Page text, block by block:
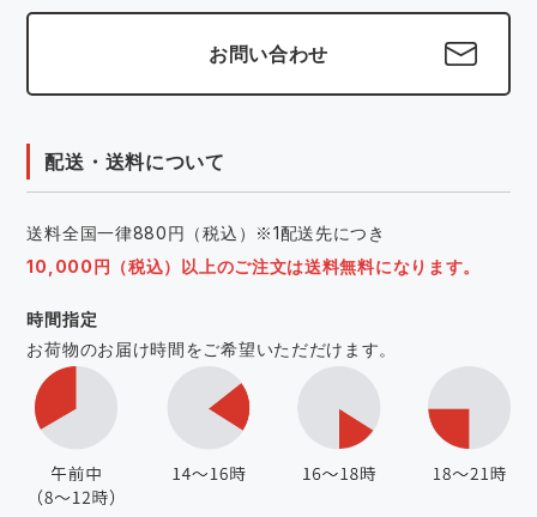
お問い合わせ
配送・送料について
送料全国一律880円（税込）※1配送先につき
10,000円（税込）以上のご注文は送料無料になります。
時間指定
お荷物のお届け時間をご希望いただだけます。